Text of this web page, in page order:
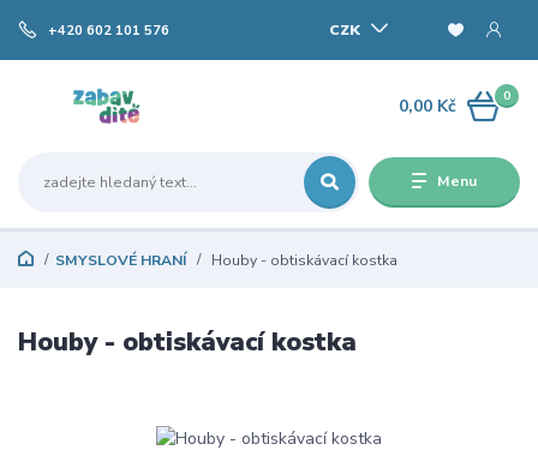
Menu
CZK
+420 602 101 576
0
0,00 Kč
SMYSLOVÉ HRANÍ Houby - obtiskávací kostka
Houby - obtiskávací kostka